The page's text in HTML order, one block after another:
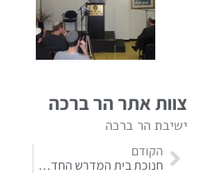
צוות אתר הר ברכה
ישיבת הר ברכה
הקודם
חנוכת בית המדרש החדש אלול תשסה